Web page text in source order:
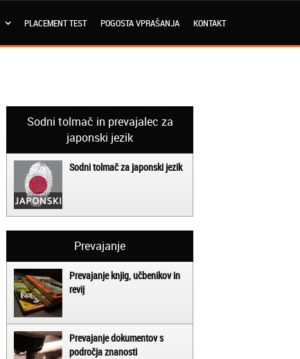
PLACEMENT TEST POGOSTA VPRAŠANJA KONTAKT
Sodni tolmač in prevajalec za
japonski jezik
Sodni tolmač za japonski jezik
Prevajanje
Prevajanje knjig, učbenikov in
revij
Prevajanje dokumentov s
področja znanosti